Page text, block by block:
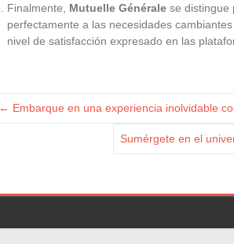
Finalmente, Mutuelle Générale se distingue
perfectamente a las necesidades
nivel de satisfacción expresado en las
← Embarque en una experiencia inolvidable
Sumérgete en el